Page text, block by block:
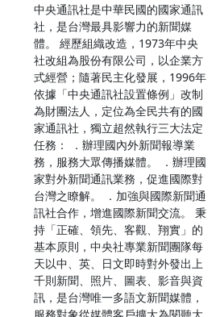
中央通訊社是中華民國的國家通訊
社，是台灣最具影響力的新聞媒
體。 經歷組織改造，1973年中央
社改組為股份有限公司，以企業方
式經營；隨著民主化發展，1996年
依據「中央通訊社設置條例」改制
為財團法人，定位為全民共有的國
家通訊社，獨立超然執行三大法定
任務： ．辦理國內外新聞報導業
務，服務大眾傳播媒體。 ．辦理國
家對外新聞通訊業務，促進國際對
台灣之瞭解。 ．加強與國際新聞通
訊社合作，增進國際新聞交流。 秉
持「正確、領先、客觀、翔實」的
基本原則，中央社專業新聞團隊每
天以中、英、日文即時對外發出上
千則新聞、照片、圖表、影音與資
訊，是台灣唯一多語文新聞媒體，